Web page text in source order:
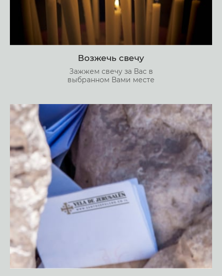
Возжечь свечу
Зажжем свечу за Вас в
выбранном Вами месте